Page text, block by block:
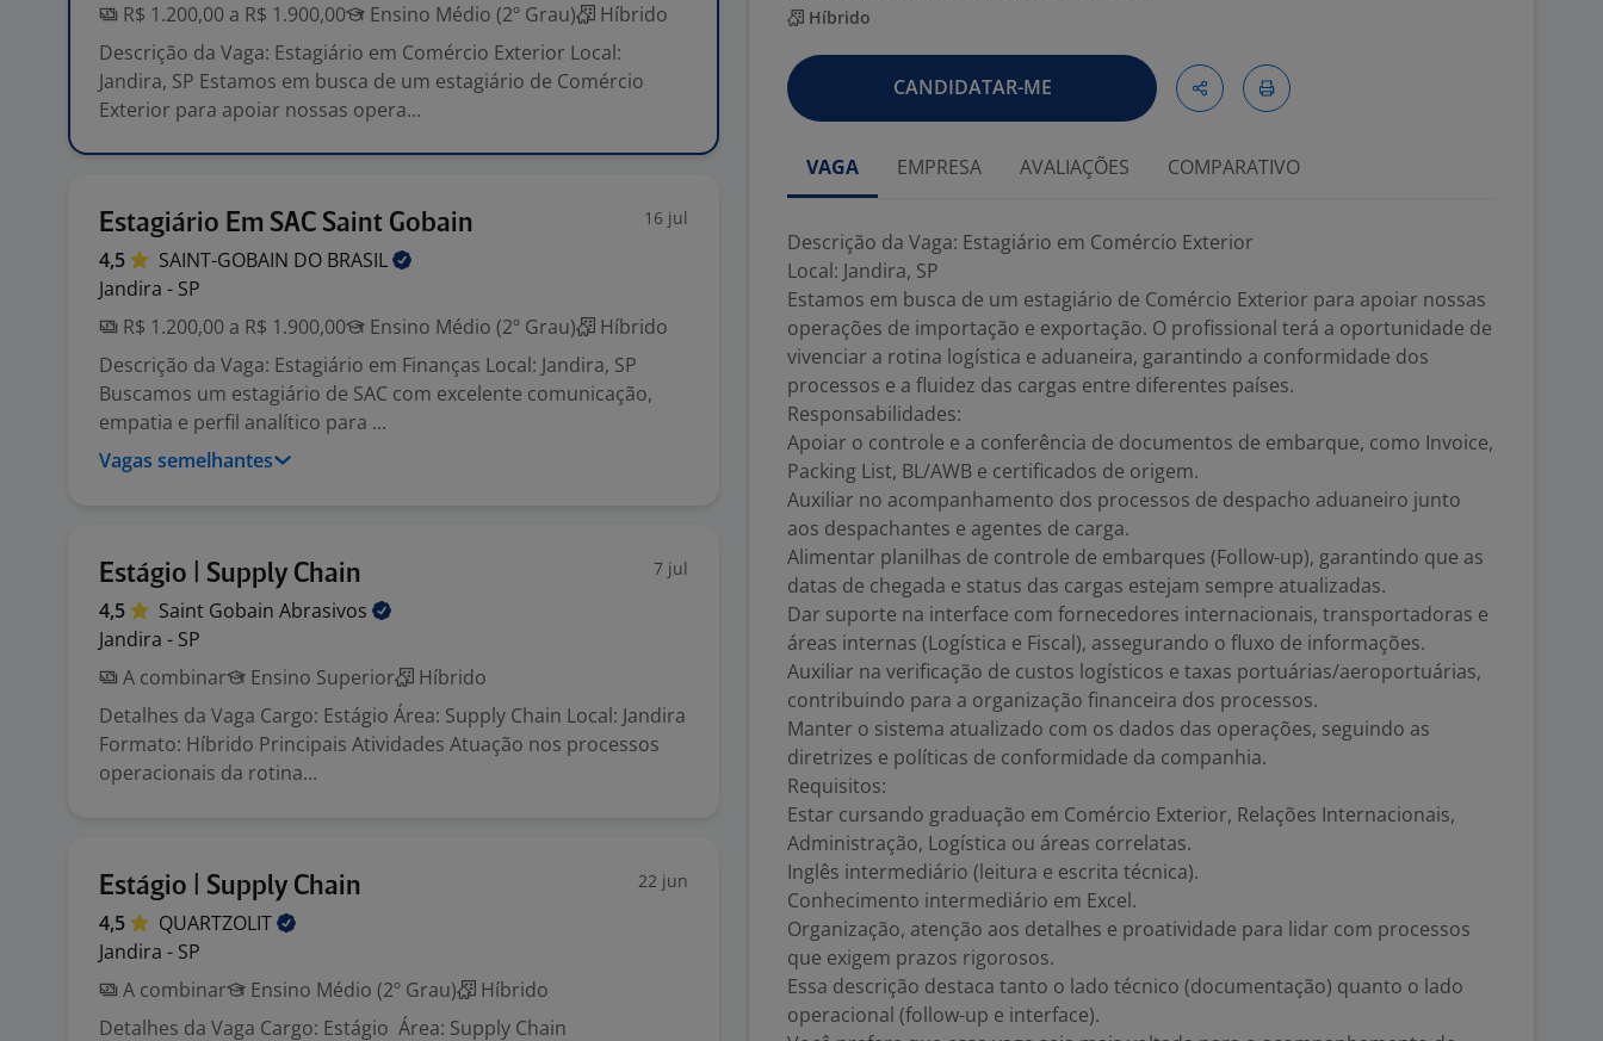
R$ 1.200,00 a R$ 1.900,00
Ensino Médio (2º Grau)
Híbrido
Descrição da Vaga: Estagiário em Comércio Exterior Local:
Jandira, SP Estamos em busca de um estagiário de Comércio
Exterior para apoiar nossas opera...
Estagiário Em SAC Saint Gobain 16 jul
4,5 SAINT-GOBAIN DO BRASIL
Jandira - SP
R$ 1.200,00 a R$ 1.900,00
Ensino Médio (2º Grau)
Híbrido
Descrição da Vaga: Estagiário em Finanças Local: Jandira, SP
Buscamos um estagiário de SAC com excelente comunicação,
empatia e perfil analítico para ...
Vagas semelhantes
Estágio | Supply Chain 7 jul
4,5 Saint Gobain Abrasivos
Jandira - SP
A combinar
Ensino Superior
Híbrido
Detalhes da Vaga Cargo: Estágio Área: Supply Chain Local: Jandira
Formato: Híbrido Principais Atividades Atuação nos processos
operacionais da rotina...
Estágio | Supply Chain 22 jun
4,5
QUARTZOLIT
Jandira - SP
A combinar
Ensino Médio (2º Grau)
Híbrido
Detalhes da Vaga Cargo: Estágio Área: Supply Chain
Híbrido
CANDIDATAR-ME
VAGA EMPRESA AVALIAÇÕES COMPARATIVO
Descrição da Vaga: Estagiário em Comércio Exterior
Local: Jandira, SP
Estamos em busca de um estagiário de Comércio Exterior para apoiar nossas
operações de importação e exportação. O profissional terá a oportunidade de
vivenciar a rotina logística e aduaneira, garantindo a conformidade dos
processos e a fluidez das cargas entre diferentes países.
Responsabilidades:
Apoiar o controle e a conferência de documentos de embarque, como Invoice,
Packing List, BL/AWB e certificados de origem.
Auxiliar no acompanhamento dos processos de despacho aduaneiro junto
aos despachantes e agentes de carga.
Alimentar planilhas de controle de embarques (Follow-up), garantindo que as
datas de chegada e status das cargas estejam sempre atualizadas.
Dar suporte na interface com fornecedores internacionais, transportadoras e
áreas internas (Logística e Fiscal), assegurando o fluxo de informações.
Auxiliar na verificação de custos logísticos e taxas portuárias/aeroportuárias,
contribuindo para a organização financeira dos processos.
Manter o sistema atualizado com os dados das operações, seguindo as
diretrizes e políticas de conformidade da companhia.
Requisitos:
Estar cursando graduação em Comércio Exterior, Relações Internacionais,
Administração, Logística ou áreas correlatas.
Inglês intermediário (leitura e escrita técnica).
Conhecimento intermediário em Excel.
Organização, atenção aos detalhes e proatividade para lidar com processos
que exigem prazos rigorosos.
Essa descrição destaca tanto o lado técnico (documentação) quanto o lado
operacional (follow-up e interface).